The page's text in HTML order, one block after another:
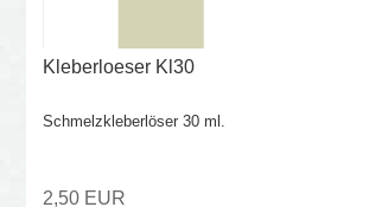
Kleberloeser Kl30
Schmelzkleberlöser 30 ml.
2,50 EUR